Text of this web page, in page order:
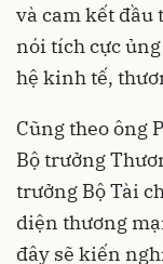
và cam kết đầu
nói tích cực
hệ kinh tế,
Cũng theo ông
Bộ trưởng
trưởng Bộ Tài
diện thương
đây sẽ kiến